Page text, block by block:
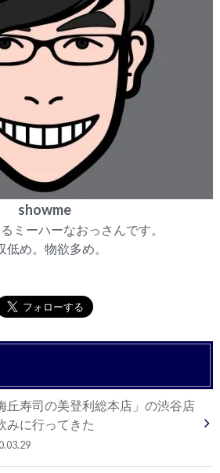
showme
ミーハーなおっさんです。
低め。物欲多め。
丘寿司の美登利総本店」の渋谷店
みに行ってきた